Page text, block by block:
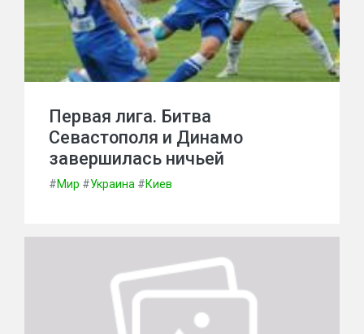
Первая лига. Битва
Севастополя и Динамо
завершилась ничьей
#Мир #Украина #Киев